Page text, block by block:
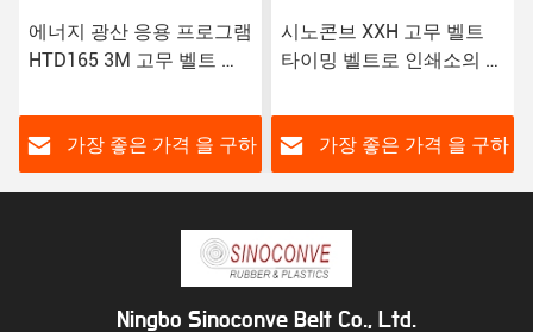
에너지 광산 응용 프로그램
HTD165 3M 고무 벨트 타
가장 좋은 가격 을 구하
시노콘브 XXH 고무 벨트
타이밍 벨트로 인쇄소의 성
가장 좋은 가격 을 구하
Ningbo Sinoconve Belt Co., Ltd.